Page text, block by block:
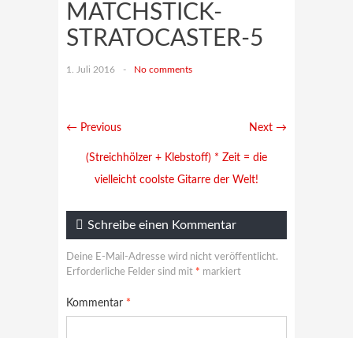
MATCHSTICK-
STRATOCASTER-5
1. Juli 2016 - No comments
← Previous Next →
(Streichhölzer + Klebstoff) * Zeit = die
vielleicht coolste Gitarre der Welt!
Schreibe einen Kommentar
Deine E-Mail-Adresse wird nicht veröffentlicht.
Erforderliche Felder sind mit * markiert
Kommentar *